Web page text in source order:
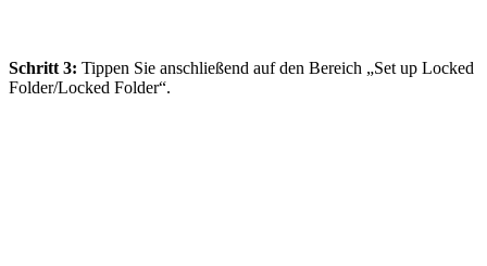
Schritt 3: Tippen Sie anschließend auf den Bereich „Set up Locked
Folder/Locked Folder“.